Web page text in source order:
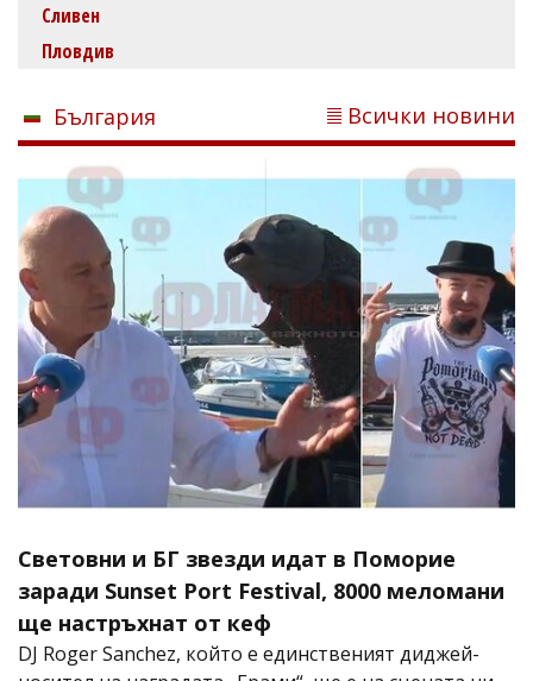
Сливен
Пловдив
България Всички новини
Световни и БГ звезди идат в Поморие
заради Sunset Port Festival, 8000 меломани
ще настръхнат от кеф
DJ Roger Sanchez, който е единственият диджей-